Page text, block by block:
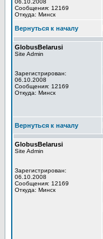
06.10.2008
Сообщения: 12169
Откуда: Минск
Вернуться к началу
GlobusBelarusi
Site Admin
Зарегистрирован:
06.10.2008
Сообщения: 12169
Откуда: Минск
Вернуться к началу
GlobusBelarusi
Site Admin
Зарегистрирован:
06.10.2008
Сообщения: 12169
Откуда: Минск